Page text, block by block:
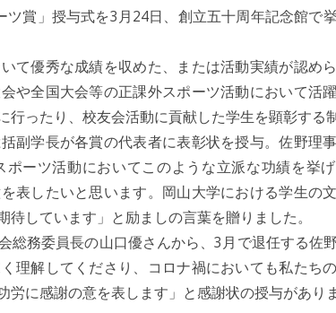
賞」授与式を3月24日、創立五十周年記念館で
て優秀な成績を収めた、または活動実績が認め
や全国大会等の正課外スポーツ活動において活
ったり、校友会活動に貢献した学生を顕彰する制
副学長が各賞の代表者に表彰状を授与。佐野理
ーツ活動においてこのような立派な功績を挙
表したいと思います。岡山大学における学生の
しています」と励ましの言葉を贈りました。
務委員長の山口優さんから、3月で退任する佐
理解してくださり、コロナ禍においても私たち
に感謝の意を表します」と感謝状の授与がありま